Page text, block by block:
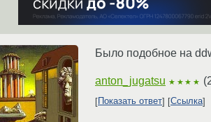
Было подобное на
anton_jugatsu ★★★★ (
Показать ответ Ссылка